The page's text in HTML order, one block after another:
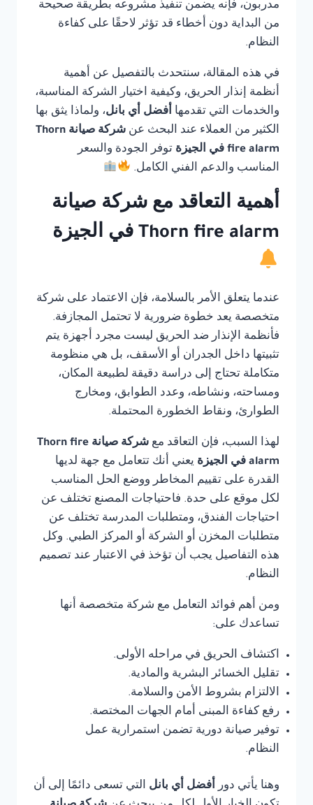
مدربون، فإنه يضمن تنفيذ مشروعه بطريقة صحيحة
من البداية دون أخطاء قد تؤثر لاحقًا على كفاءة
النظام.
في هذه المقالة، سنتحدث بالتفصيل عن أهمية
أنظمة إنذار الحريق، وكيفية اختيار الشركة المناسبة،
والخدمات التي تقدمها أفضل أي بانل، ولماذا يثق بها
الكثير من العملاء عند البحث عن
شركة صيانة Thorn
fire alarm في الجيزة
توفر الجودة والسعر
المناسب والدعم الفني الكامل.
أهمية التعاقد مع شركة صيانة
Thorn fire alarm في الجيزة
عندما يتعلق الأمر بالسلامة، فإن الاعتماد على شركة
متخصصة يعد خطوة ضرورية لا تحتمل المجازفة.
فأنظمة الإنذار ضد الحريق ليست مجرد أجهزة يتم
تثبيتها داخل الجدران أو الأسقف، بل هي منظومة
متكاملة تحتاج إلى دراسة دقيقة لطبيعة المكان،
ومساحته، ونشاطه، وعدد الطوابق، ومخارج
الطوارئ، ونقاط الخطورة المحتملة.
لهذا السبب، فإن التعاقد مع
شركة صيانة Thorn fire
alarm في الجيزة
يعني أنك تتعامل مع جهة لديها
القدرة على تقييم المخاطر ووضع الحل المناسب
لكل موقع على حدة. فاحتياجات المصنع تختلف عن
احتياجات الفندق، ومتطلبات المدرسة تختلف عن
متطلبات المخزن أو الشركة أو المركز الطبي. وكل
هذه التفاصيل يجب أن تؤخذ في الاعتبار عند تصميم
النظام.
ومن أهم فوائد التعامل مع شركة متخصصة أنها
تساعدك على:
اكتشاف الحريق في مراحله الأولى.
تقليل الخسائر البشرية والمادية.
الالتزام بشروط الأمن والسلامة.
رفع كفاءة المبنى أمام الجهات المختصة.
توفير صيانة دورية تضمن استمرارية عمل
النظام.
وهنا يأتي دور أفضل أي بانل التي تسعى دائمًا إلى أن